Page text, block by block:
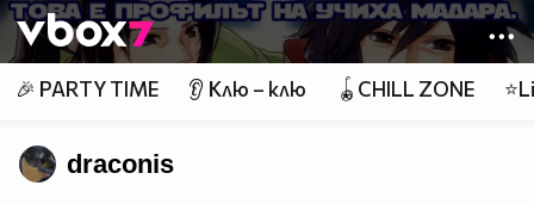
Member of
👾
🎉 PARTY TIME 👂 Клю – клю 🪀CHILL ZONE
draconis